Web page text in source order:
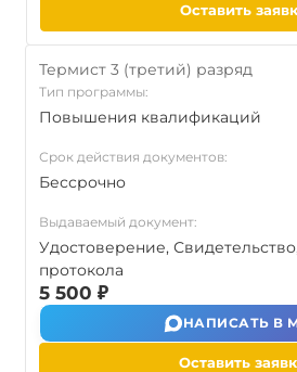
Оставить
Термист 3 (третий) разряд
Тип программы:
Повышения квалификаций
Срок действия документов:
Бессрочно
Выдаваемый документ:
Удостоверение,
протокола
5 500 ₽
НАПИСАТЬ В
Оставить